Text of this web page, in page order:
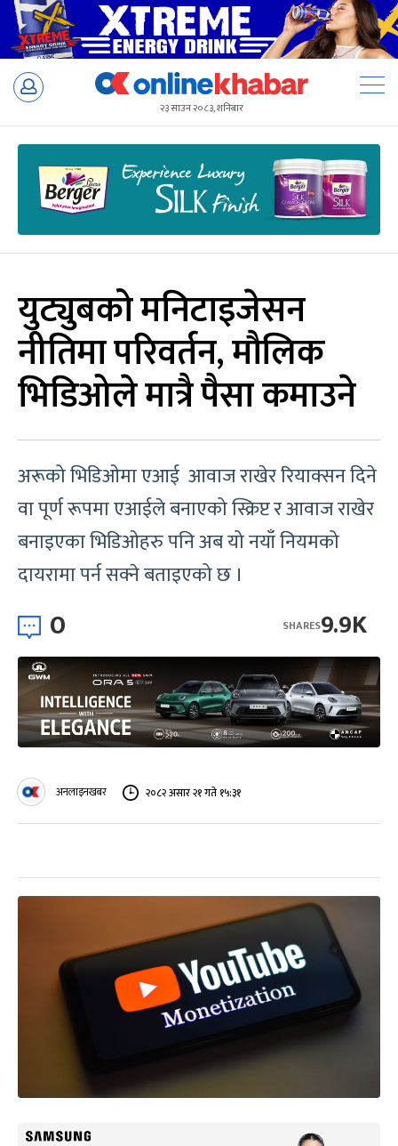
Skip
२३ साउन २०८३, शनिबार
युट्युबको मनिटाइजेसन
नीतिमा परिवर्तन, मौलिक
भिडिओले मात्रै पैसा कमाउने
अरूको भिडिओमा एआई आवाज राखेर रियाक्सन दिने
वा पूर्ण रूपमा एआईले बनाएको स्क्रिप्ट र आवाज राखेर
बनाइएका भिडिओहरु पनि अब यो नयाँ नियमको
दायरामा पर्न सक्ने बताइएको छ ।
0 9.9K
SHARES
अनलाइनखबर २०८२ असार २१ गते १५:३१